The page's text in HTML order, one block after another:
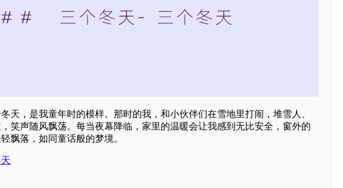
天，是我童年时的模样。那时的我，和小伙伴们在雪地里打闹，堆雪人、
笑声随风飘荡。每当夜幕降临，家里的温暖会让我感到无比安全，窗外的
飘落，如同童话般的梦境。